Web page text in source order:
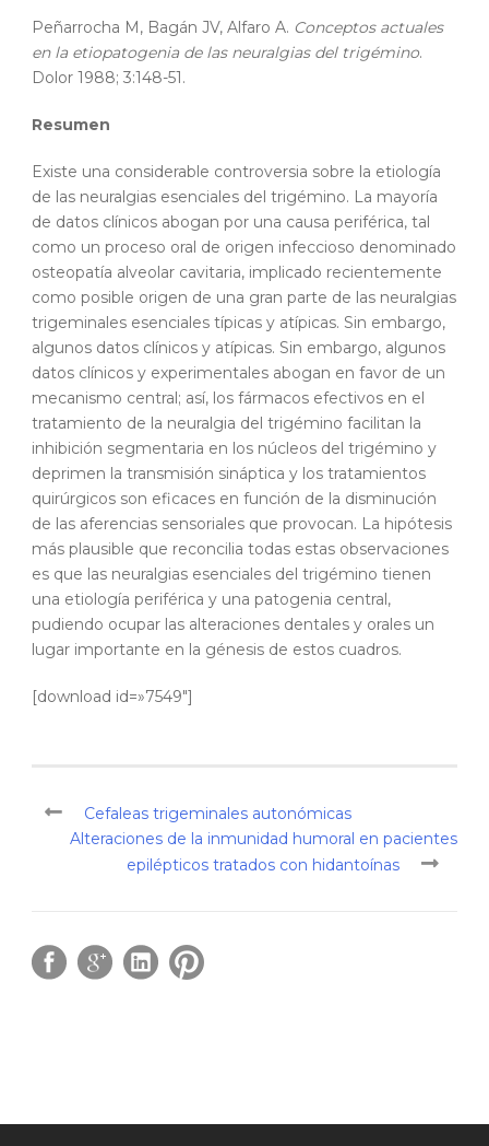
Peñarrocha M, Bagán JV, Alfaro A. Conceptos actuales
en la etiopatogenia de las neuralgias del trigémino.
Dolor 1988; 3:148-51.
Resumen
Existe una considerable controversia sobre la etiología
de las neuralgias esenciales del trigémino. La mayoría
de datos clínicos abogan por una causa periférica, tal
como un proceso oral de origen infeccioso denominado
osteopatía alveolar cavitaria, implicado recientemente
como posible origen de una gran parte de las neuralgias
trigeminales esenciales típicas y atípicas. Sin embargo,
algunos datos clínicos y atípicas. Sin embargo, algunos
datos clínicos y experimentales abogan en favor de un
mecanismo central; así, los fármacos efectivos en el
tratamiento de la neuralgia del trigémino facilitan la
inhibición segmentaria en los núcleos del trigémino y
deprimen la transmisión sináptica y los tratamientos
quirúrgicos son eficaces en función de la disminución
de las aferencias sensoriales que provocan. La hipótesis
más plausible que reconcilia todas estas observaciones
es que las neuralgias esenciales del trigémino tienen
una etiología periférica y una patogenia central,
pudiendo ocupar las alteraciones dentales y orales un
lugar importante en la génesis de estos cuadros.
[download id=»7549″]
Cefaleas trigeminales autonómicas
Alteraciones de la inmunidad humoral en pacientes
epilépticos tratados con hidantoínas